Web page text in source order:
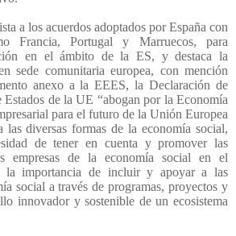
a los acuerdos adoptados por España con
Francia, Portugal y Marruecos, para
en el ámbito de la ES, y destaca la
sede comunitaria europea, con mención
anexo a la EEES, la Declaración de
de la UE “abogan por la Economía
para el futuro de la Unión Europea
las diversas formas de la economía social,
de tener en cuenta y promover las
empresas de la economía social en el
la importancia de incluir y apoyar a las
social a través de programas, proyectos y
innovador y sostenible de un ecosistema